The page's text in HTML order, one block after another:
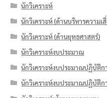
นักวิเคราะห์
นักวิเคราะห์ (ด้านบริหารความเ
นักวิเคราะห์ (ด้านยุทธศาสตร์)
นักวิเคราะห์งบประมาณ
นักวิเคราะห์งบประมาณปฏิบัติก
นักวิเคราะห์งบประมาณปฏิบัติ